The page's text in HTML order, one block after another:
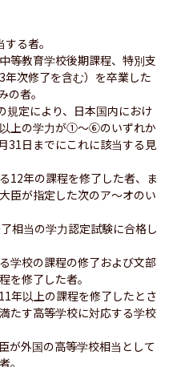
る者。
等教育学校後期課程、特別支
次修了を含む）を卒業した
者。
定により、日本国内におけ
上の学力が①〜⑥のいずれか
31日までにこれに該当する見
12年の課程を修了した者、ま
臣が指定した次のア〜オのい
相当の学力認定試験に合格し
学校の課程の修了および文部
を修了した者。
年以上の課程を修了したとさ
たす高等学校に対応する学校
が外国の高等学校相当として
。